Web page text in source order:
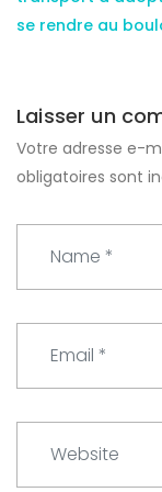
se rendre au
Laisser un
Votre adresse e-
obligatoires sont
m
e
a
i